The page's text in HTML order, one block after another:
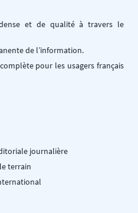
et de qualité à travers le
de l’information.
pour les usagers français
journalière
terrain